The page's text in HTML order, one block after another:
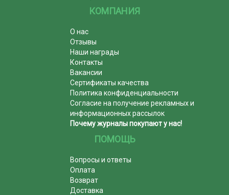
КОМПАНИЯ
О нас
Отзывы
Наши награды
Контакты
Вакансии
Сертификаты качества
Политика конфиденциальности
Согласие на получение рекламных и
информационных рассылок
Почему журналы покупают у нас!
ПОМОЩЬ
Вопросы и ответы
Оплата
Возврат
Доставка